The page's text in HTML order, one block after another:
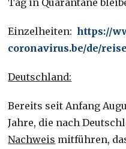
Einzelheiten:https://
coronavirus.be/de/
Deutschland:
Bereits seit Anfang
Jahre, die nach
Nachweis mitführen,